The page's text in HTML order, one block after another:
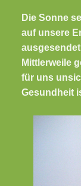
Die Sonne
auf unsere
Mittlerweile
für uns
Gesundheit